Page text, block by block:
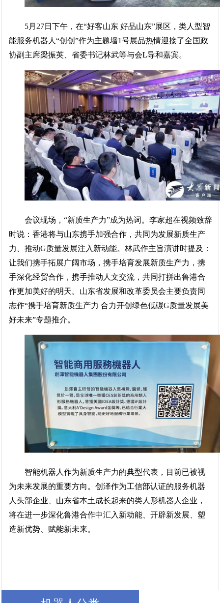
5月27日下午，在“好客山东 好品山东”展区，类人型智
能服务机器人“创创”作为主题墙1号展品热情迎接了全国政
协副主席梁振英、省委书记林武等与会L导和嘉宾。
会议现场，“新质生产力”成为热词。李家超在视频致辞
时说：香港将与山东携手加强合作，共同为发展新质生产
力、推动G质量发展注入新动能。林武作主旨演讲时提及：
让我们携手拓展广阔市场，携手培育发展新质生产力，携
手深化经贸合作，携手推动人文交流，共同打拼出鲁港合
作更加美好的明天。山东省发展和改革委员会主要负责同
志作“携手培育新质生产力 合力开创绿色低碳G质量发展美
好未来”专题推介。
智能机器人作为新质生产力的典型代表，目前已被视
为未来发展的重要方向。创泽作为工信部认证的服务机器
人头部企业、山东省本土成长起来的类人形机器人企业，
将在进一步深化鲁港合作中汇入新动能、开辟新发展、塑
造新优势、赋能新未来。